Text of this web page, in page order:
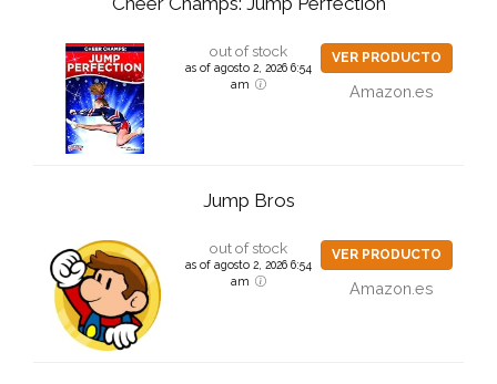
out of stock
as of agosto 2, 2026 6:54
am
VER PRODUCTO
Amazon.es
Jump Bros
out of stock
as of agosto 2, 2026 6:54
am
VER PRODUCTO
Amazon.es